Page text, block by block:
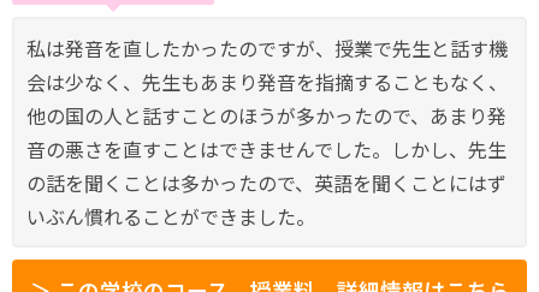
私は発音を直したかったのですが、授業で先生と話す機
会は少なく、先生もあまり発音を指摘することもなく、
他の国の人と話すことのほうが多かったので、あまり発
音の悪さを直すことはできませんでした。しかし、先生
の話を聞くことは多かったので、英語を聞くことにはず
いぶん慣れることができました。